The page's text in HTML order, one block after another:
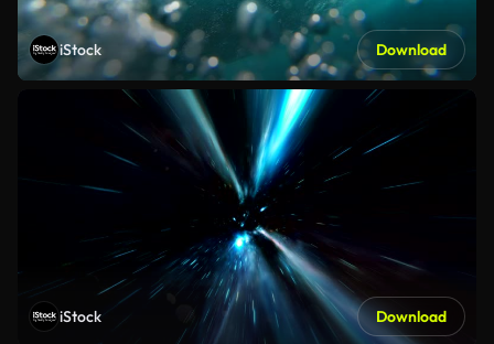
iStock Download
iStock Download